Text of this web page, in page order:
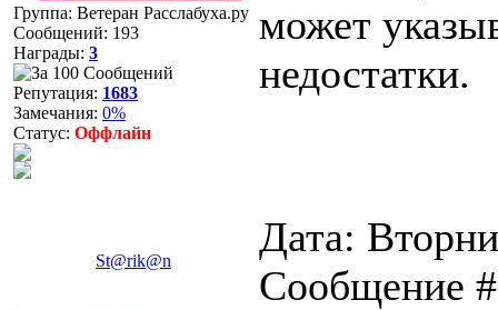
Группа: Ветеран Расслабуха.ру
Сообщений: 193
Награды: 3
Репутация: 1683
Замечания: 0%
Статус: Оффлайн
может
недостатки.
St@rik@n
Дата:
Сообщение